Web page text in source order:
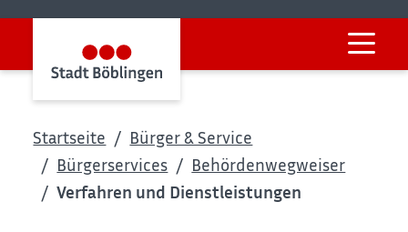
Startseite
Bürger & Service
Bürgerservices
Behördenwegweiser
Verfahren und Dienstleistungen